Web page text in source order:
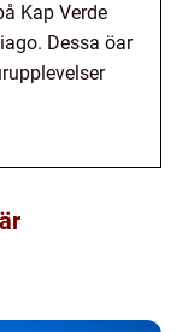
Kap Verde
Dessa öar